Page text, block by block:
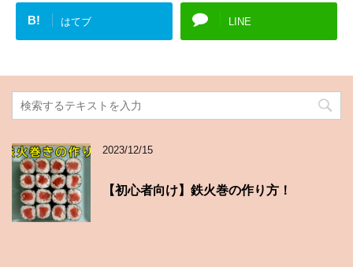
B! はてブ LINE
2023/12/15
【初心者向け】鉄火巻の作り方！